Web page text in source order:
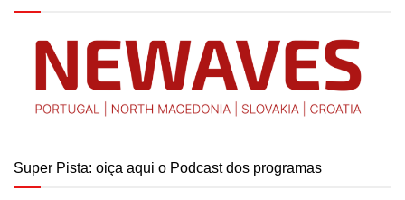
Super Pista: oiça aqui o Podcast dos programas